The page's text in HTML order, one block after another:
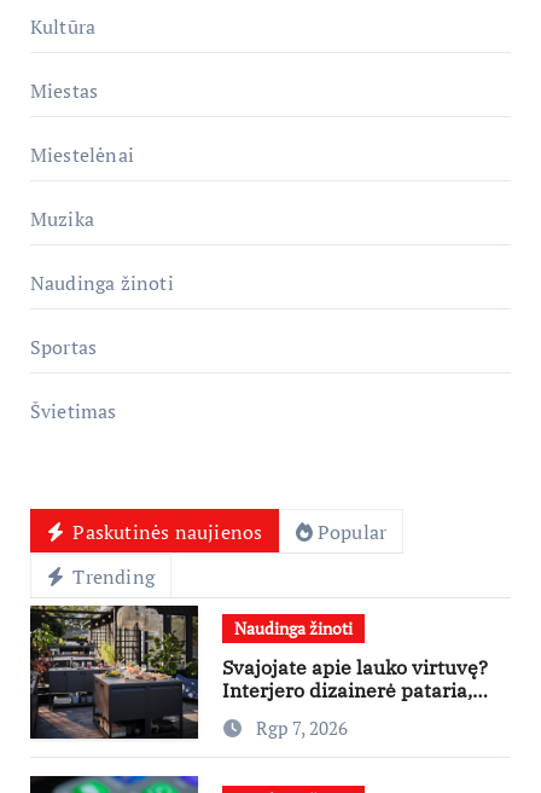
Kultūra
Miestas
Miestelėnai
Muzika
Naudinga žinoti
Sportas
Švietimas
Paskutinės naujienos
Popular
Trending
Naudinga žinoti
Svajojate apie lauko virtuvę?
Interjero dizainerė pataria,
nuo ko pradėti
Rgp 7, 2026